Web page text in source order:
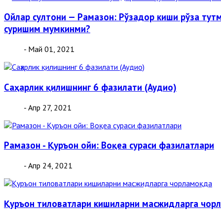
Ойлар султони — Рамазон: Рўзадор киши рўза
суришим мумкинми?
- Май 01, 2021
Саҳарлик қилишнинг 6 фазилати (Аудио)
- Апр 27, 2021
Рамазон - Қуръон ойи: Воқеа сураси фазилатлари
- Апр 24, 2021
Қуръон тиловатлари кишиларни масжидларга